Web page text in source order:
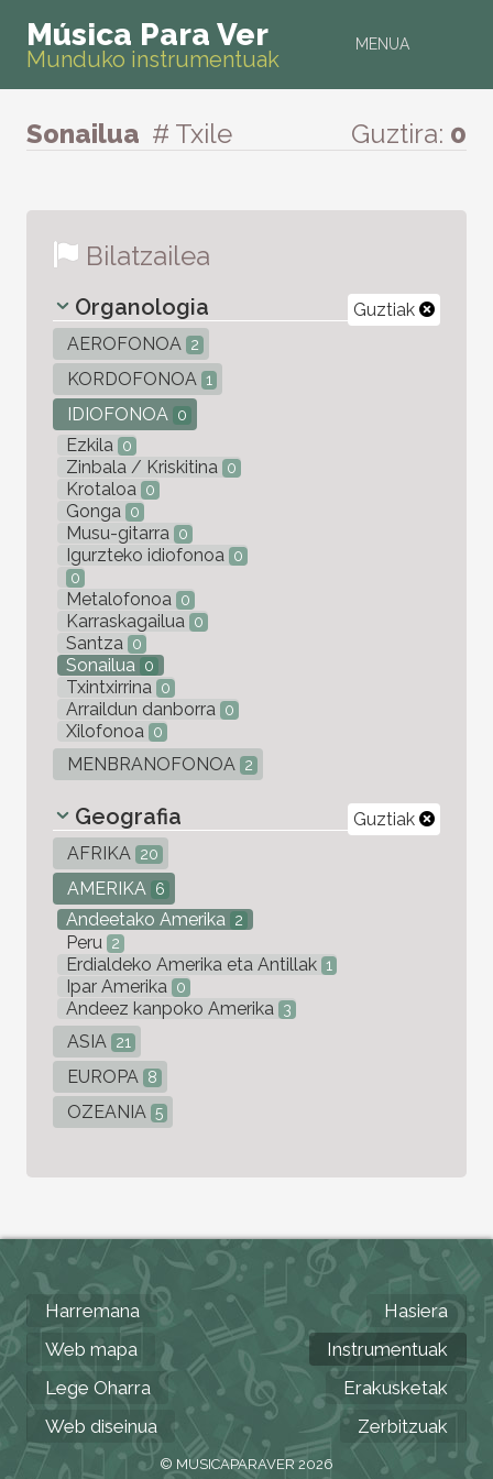
MENUA
Música Para Ver
Munduko instrumentuak
Sonailua # Txile Guztira: 0
Bilatzailea
Guztiak
Organologia
AEROFONOA 2
KORDOFONOA 1
IDIOFONOA 0
Ezkila 0
Zinbala / Kriskitina 0
Krotaloa 0
Gonga 0
Musu-gitarra 0
Igurzteko idiofonoa 0
0
Metalofonoa 0
Karraskagailua 0
Santza 0
Sonailua 0
Txintxirrina 0
Arraildun danborra 0
Xilofonoa 0
MENBRANOFONOA 2
Guztiak
Geografia
AFRIKA 20
AMERIKA 6
Andeetako Amerika 2
Peru 2
Erdialdeko Amerika eta Antillak 1
Ipar Amerika 0
Andeez kanpoko Amerika 3
ASIA 21
EUROPA 8
OZEANIA 5
Harremana
Web mapa
Lege Oharra
Web diseinua
Hasiera
Instrumentuak
Erakusketak
Zerbitzuak
© MUSICAPARAVER 2026